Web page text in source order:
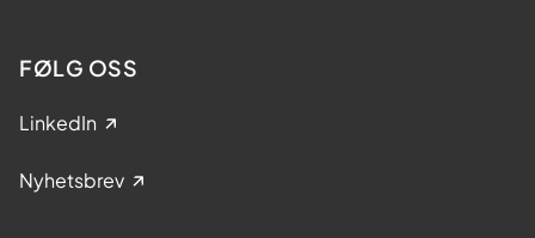
FØLG OSS
LinkedIn
Nyhetsbrev